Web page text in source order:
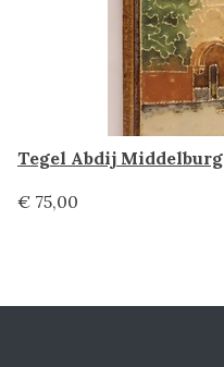
Tegel Abdij Middelburg
€ 75,00